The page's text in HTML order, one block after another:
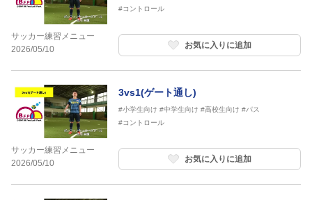
サッカー練習メニュー
2026/05/10
#コントロール
お気に入りに追加
サッカー練習メニュー
2026/05/10
3vs1(ゲート通し)
#小学生向け #中学生向け #高校生向け #パス
#コントロール
お気に入りに追加